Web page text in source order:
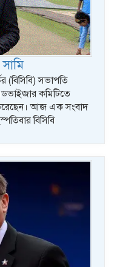
(বিসিবি) সভাপতি
কমিটিতে
আজ এক সংবাদ
বিসিবি